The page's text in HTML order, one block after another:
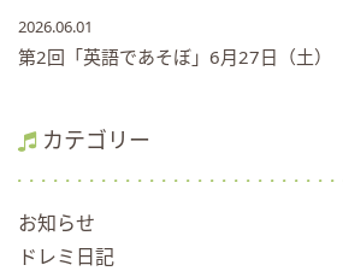
2026.06.01
第2回「英語であそぼ」6月27日（土）
カテゴリー
お知らせ
ドレミ日記